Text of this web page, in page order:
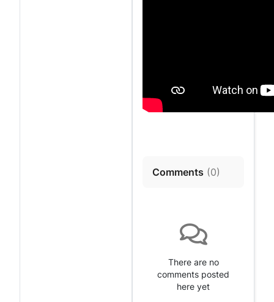
Comments (0)
There are no
comments posted
here yet